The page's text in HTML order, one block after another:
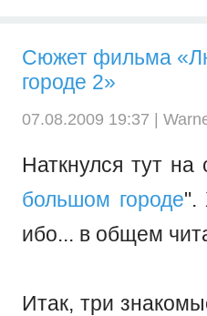
Сюжет фильма
городе 2»
07.08.2009 19:37 |
Наткнулся тут
большом городе".
ибо... в общем
Итак, три